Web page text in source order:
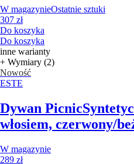
W magazynieOstatnie sztuki
307 zł
Do koszyka
Do koszyka
inne warianty
+ Wymiary (2)
Nowość
ESTE
Dywan Picnic
włosiem, czerwony/
W magazynie
289 zł